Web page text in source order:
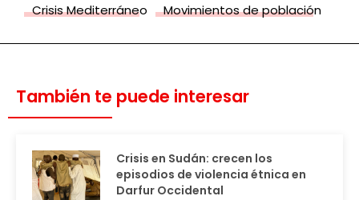
Crisis Mediterráneo Movimientos de población
También te puede interesar
Crisis en Sudán: crecen los
episodios de violencia étnica en
Darfur Occidental